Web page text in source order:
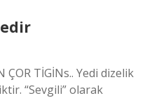
TİGİNs.. Yedi dizelik
“Sevgili” olarak